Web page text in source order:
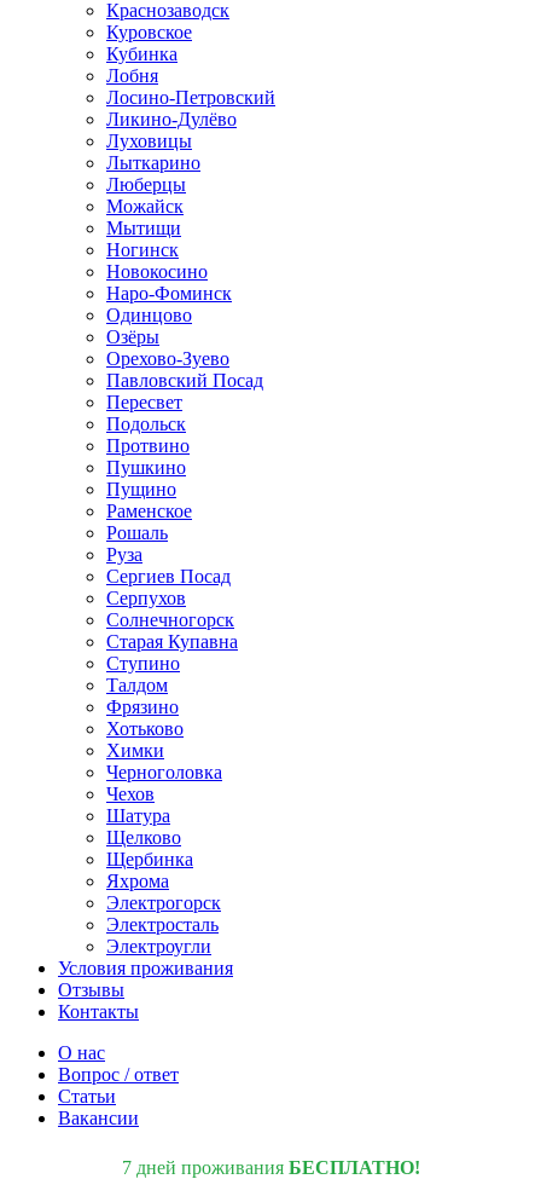
Краснозаводск
Куровское
Кубинка
Лобня
Лосино-Петровский
Ликино-Дулёво
Луховицы
Лыткарино
Люберцы
Можайск
Мытищи
Ногинск
Новокосино
Наро-Фоминск
Одинцово
Озёры
Орехово-Зуево
Павловский Посад
Пересвет
Подольск
Протвино
Пушкино
Пущино
Раменское
Рошаль
Руза
Сергиев Посад
Серпухов
Солнечногорск
Старая Купавна
Ступино
Талдом
Фрязино
Хотьково
Химки
Черноголовка
Чехов
Шатура
Щелково
Щербинка
Яхрома
Электрогорск
Электросталь
Электроугли
Условия проживания
Отзывы
Контакты
О нас
Вопрос / ответ
Статьи
Вакансии
7 дней проживания БЕСПЛАТНО!